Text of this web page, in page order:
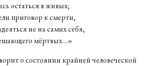
остаться в живых;
приговор к смерти,
не на самих себя,
мёртвых…»
о состоянии крайней человеческой